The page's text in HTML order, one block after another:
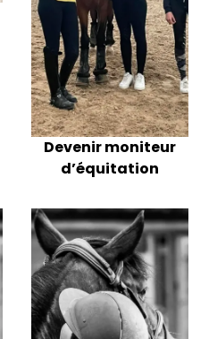
Devenir moniteur
d’équitation